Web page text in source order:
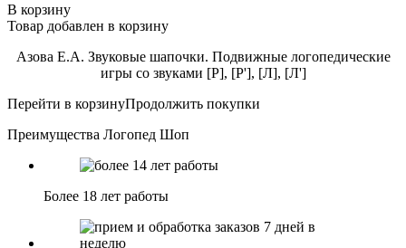
В корзину
Товар добавлен в корзину
Азова Е.А. Звуковые шапочки. Подвижные логопедические
игры со звуками [Р], [Р'], [Л], [Л']
Перейти в корзинуПродолжить покупки
Преимущества Логопед Шоп
Более 18 лет работы